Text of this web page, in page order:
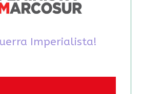
Imperialista!